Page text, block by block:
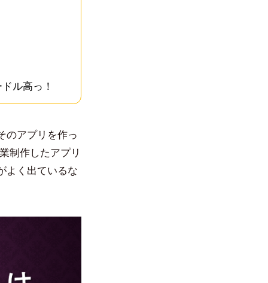
ル高っ！
のアプリを作っ
制作したアプリ
よく出ているな